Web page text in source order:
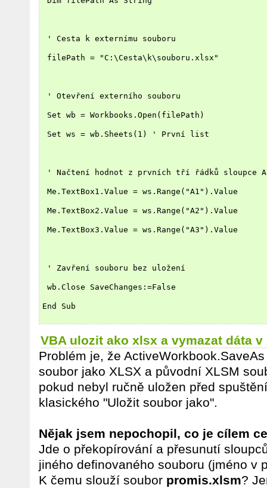
' Cesta k externímu souboru
filePath = "C:\Cesta\k\souboru.xlsx"
' Otevření externího souboru
Set wb = Workbooks.Open(filePath)
Set ws = wb.Sheets(1) ' První list
' Načtení hodnot z prvních tří řádků sloupce A
Me.TextBox1.Value = ws.Range("A1").Value
Me.TextBox2.Value = ws.Range("A2").Value
Me.TextBox3.Value = ws.Range("A3").Value
' Zavření souboru bez uložení
wb.Close SaveChanges:=False
End Sub
VBA ulozit ako xlsx a vymazat dáta v
Problém je, že
soubor jako XLSX a původní XLSM
pokud nebyl ručně uložen před
klasického "Uložit soubor jako".
Nějak jsem nepochopil, co je cílem
Jde o překopírování a přesunutí
jiného definovaného souboru (jméno v
K čemu slouží soubor promis.xlsm?